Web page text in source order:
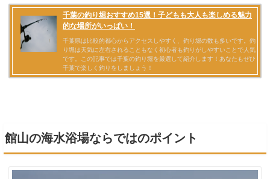
館山の海水浴場ならではのポイント